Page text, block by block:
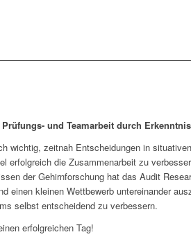
und Teamarbeit durch
wichtig, zeitnah Entscheidungen in
erfolgreich die Zusammenarbeit zu
der Gehirnforschung hat das Audit
einen kleinen Wettbewerb untereinander
selbst entscheidend zu verbessern.
erfolgreichen Tag!